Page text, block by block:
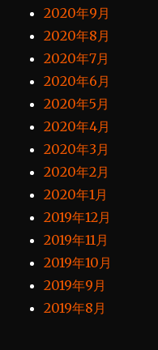
2020年9月
2020年8月
2020年7月
2020年6月
2020年5月
2020年4月
2020年3月
2020年2月
2020年1月
2019年12月
2019年11月
2019年10月
2019年9月
2019年8月